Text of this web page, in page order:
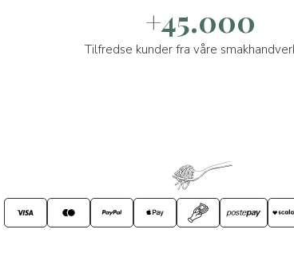
+45.000
Tilfredse kunder fra våre